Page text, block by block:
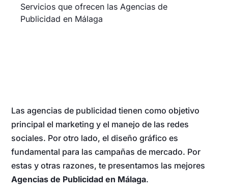
Servicios que ofrecen las Agencias de
Publicidad en Málaga
Las agencias de publicidad tienen como objetivo
principal el marketing y el manejo de las redes
sociales. Por otro lado, el diseño gráfico es
fundamental para las campañas de mercado. Por
estas y otras razones, te presentamos las mejores
Agencias de Publicidad en Málaga.